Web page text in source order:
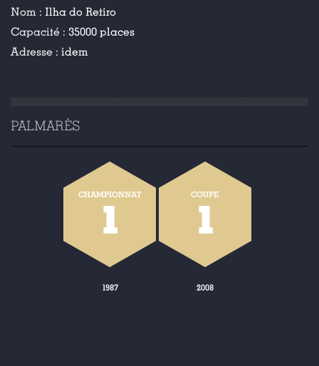
Nom : Ilha do Retiro
Capacité : 35000 places
Adresse : idem
PALMARÈS
CHAMPIONNAT
1
1987
COUPE
1
2008